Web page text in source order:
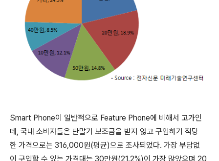
Smart Phone이 일반적으로 Feature Phone에 비해서 고가인
데, 국내 소비자들은 단말기 보조금을 받지 않고 구입하기 적당
한 가격으로는 316,000원(평균)으로 조사되었다. 가장 부담없
이 구입할 수 있는 가격대는 30만원(21.2%)이 가장 많았으며 20